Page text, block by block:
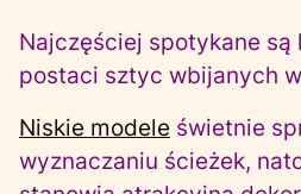
Najczęściej spotykane są
postaci sztyc wbijanych
Niskie modele świetnie
wyznaczaniu ścieżek,